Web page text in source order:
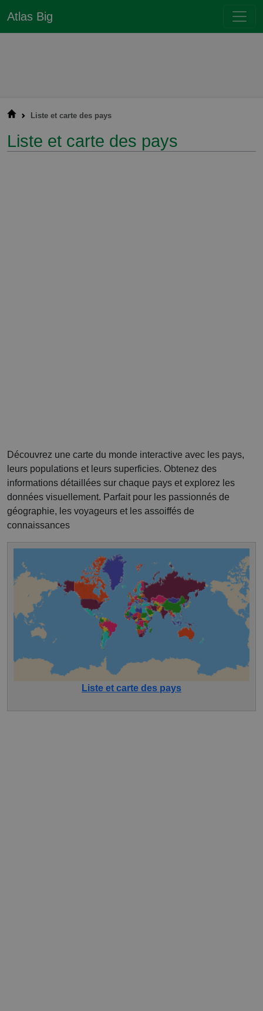
Atlas Big
Liste et carte des pays
Liste et carte des pays
Découvrez une carte du monde interactive avec les pays,
leurs populations et leurs superficies. Obtenez des
informations détaillées sur chaque pays et explorez les
données visuellement. Parfait pour les passionnés de
géographie, les voyageurs et les assoiffés de
connaissances
Liste et carte des pays